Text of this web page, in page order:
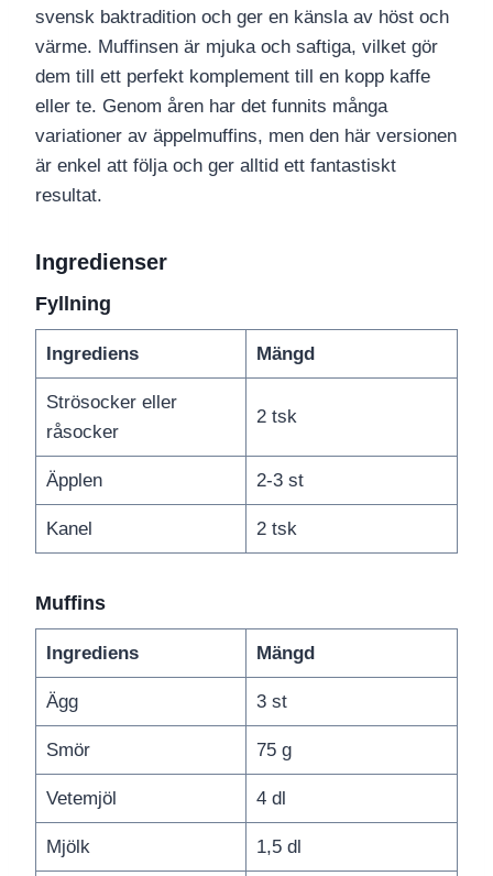
svensk baktradition och ger en känsla av höst och
värme. Muffinsen är mjuka och saftiga, vilket gör
dem till ett perfekt komplement till en kopp kaffe
eller te. Genom åren har det funnits många
variationer av äppelmuffins, men den här versionen
är enkel att följa och ger alltid ett fantastiskt
resultat.
Ingredienser
Fyllning
Ingrediens Mängd
Strösocker eller
råsocker
2 tsk
Äpplen 2-3 st
Kanel 2 tsk
Muffins
Ingrediens Mängd
Ägg 3 st
Smör 75 g
Vetemjöl 4 dl
Mjölk 1,5 dl